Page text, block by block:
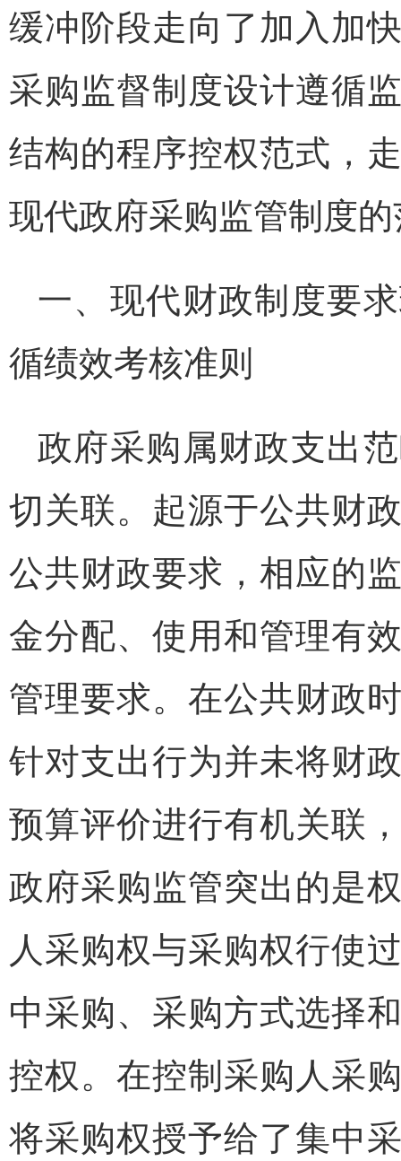
缓冲阶段走向了加入加
采购监督制度设计遵循
结构的程序控权范式，
现代政府采购监管制度
一、现代财政制度要
循绩效考核准则
政府采购属财政支出
切关联。起源于公共财
公共财政要求，相应的
金分配、使用和管理有
管理要求。在公共财政
针对支出行为并未将财
预算评价进行有机关联
政府采购监管突出的是
人采购权与采购权行使
中采购、采购方式选择
控权。在控制采购人采
将采购权授予给了集中